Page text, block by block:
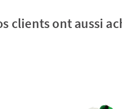
clients ont aussi